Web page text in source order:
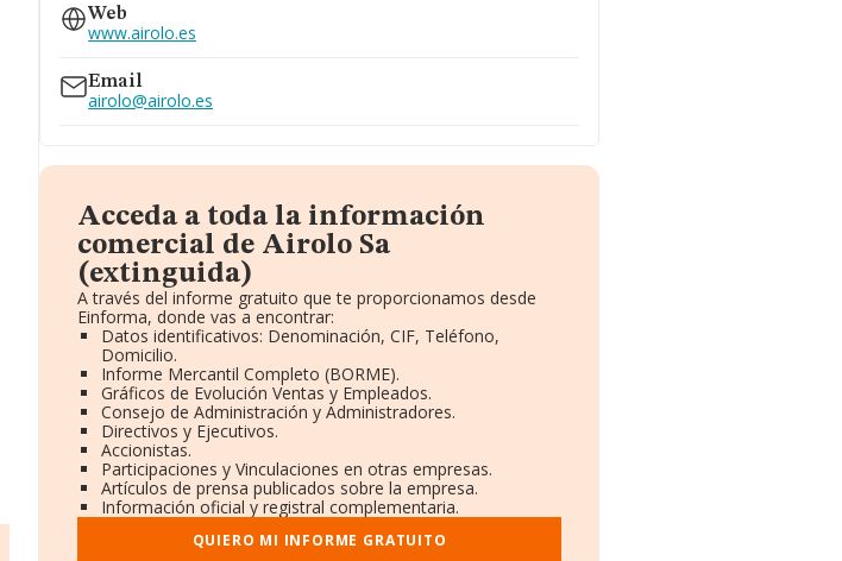
Web
www.airolo.es
Email
airolo@airolo.es
Acceda a toda la información
comercial de Airolo Sa
(extinguida)
A través del informe gratuito que te proporcionamos desde
Einforma, donde vas a encontrar:
Datos identificativos: Denominación, CIF, Teléfono,
Domicilio.
Informe Mercantil Completo (BORME).
Gráficos de Evolución Ventas y Empleados.
Consejo de Administración y Administradores.
Directivos y Ejecutivos.
Accionistas.
Participaciones y Vinculaciones en otras empresas.
Artículos de prensa publicados sobre la empresa.
Información oficial y registral complementaria.
QUIERO MI INFORME GRATUITO